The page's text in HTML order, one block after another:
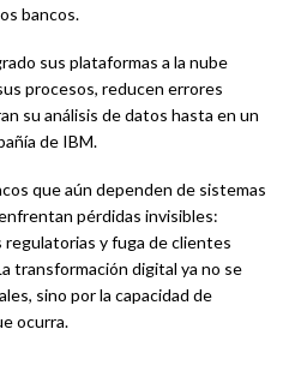
bancos.
sus plataformas a la nube
procesos, reducen errores
su análisis de datos hasta en un
de IBM.
que aún dependen de sistemas
pérdidas invisibles:
y fuga de clientes
transformación digital ya no se
sino por la capacidad de
ocurra.